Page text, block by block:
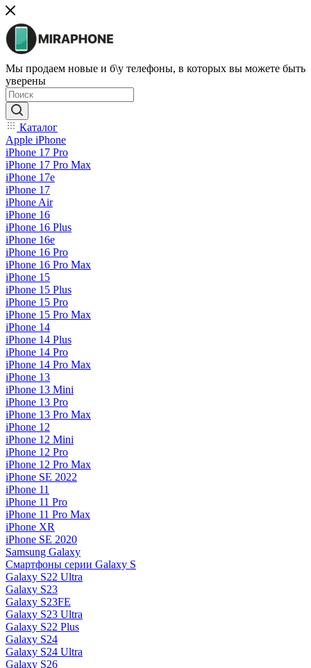
Мы продаем новые и б\у телефоны, в которых вы можете быть
уверены
Каталог
Apple iPhone
iPhone 17 Pro
iPhone 17 Pro Max
iPhone 17e
iPhone 17
iPhone Air
iPhone 16
iPhone 16 Plus
iPhone 16e
iPhone 16 Pro
iPhone 16 Pro Max
iPhone 15
iPhone 15 Plus
iPhone 15 Pro
iPhone 15 Pro Max
iPhone 14
iPhone 14 Plus
iPhone 14 Pro
iPhone 14 Pro Max
iPhone 13
iPhone 13 Mini
iPhone 13 Pro
iPhone 13 Pro Max
iPhone 12
iPhone 12 Mini
iPhone 12 Pro
iPhone 12 Pro Max
iPhone SE 2022
iPhone 11
iPhone 11 Pro
iPhone 11 Pro Max
iPhone XR
iPhone SE 2020
Samsung Galaxy
Смартфоны серии Galaxy S
Galaxy S22 Ultra
Galaxy S23
Galaxy S23FE
Galaxy S23 Ultra
Galaxy S22 Plus
Galaxy S24
Galaxy S24 Ultra
Galaxy S26